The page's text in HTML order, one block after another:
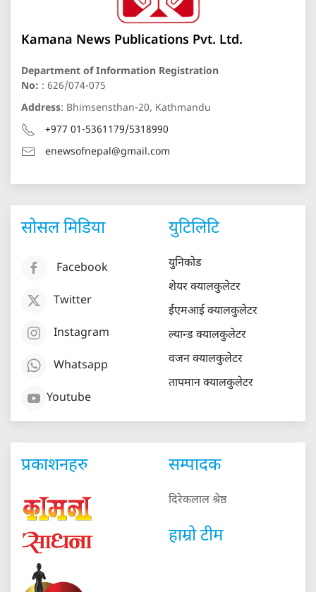
Kamana News Publications Pvt. Ltd.
Department of Information Registration
No: : 626/074-075
Address: Bhimsensthan-20, Kathmandu
+977 01-5361179/5318990
enewsofnepal@gmail.com
सोसल मिडिया
Facebook
Twitter
Instagram
Whatsapp
Youtube
युटिलिटि
युनिकोड
शेयर क्यालकुलेटर
ईएमआई क्यालकुलेटर
ल्यान्ड क्यालकुलेटर
वजन क्यालकुलेटर
तापमान क्यालकुलेटर
प्रकाशनहरु सम्पादक
दिरेकलाल श्रेष्ठ
हाम्रो टीम